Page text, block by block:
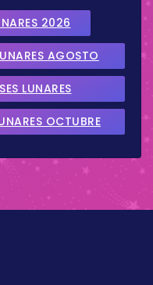
2026
AGOSTO
LUNARES
2026
OCTUBRE